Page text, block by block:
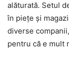
alăturată. Setul
în piețe și
diverse
pentru că e mult